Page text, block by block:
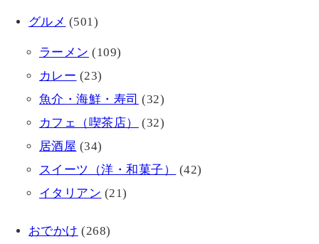
グルメ (501)
ラーメン (109)
カレー (23)
魚介・海鮮・寿司 (32)
カフェ（喫茶店）
(32)
居酒屋 (34)
スイーツ（洋・和菓子）
(42)
イタリアン (21)
おでかけ (268)